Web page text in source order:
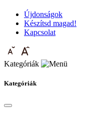
Újdonságok
Készítsd magad!
Kapcsolat
Kategóriák
Kategóriák